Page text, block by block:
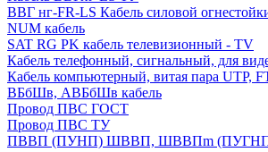
ВВГ нг-FR-LS Кабель силовой
NUM кабель
SAT RG PK кабель телевизионный - TV
Кабель телефонный, сигнальный, для
Кабель компьютерный, витая пара UTP,
ВБбШв, АВБбШв кабель
Провод ПВС ГОСТ
Провод ПВС ТУ
ПВВП (ПУНП) ШВВП, ШВВПm